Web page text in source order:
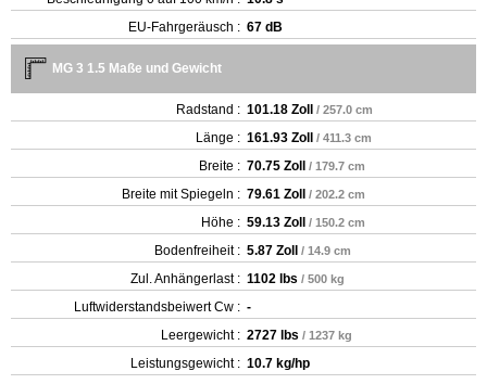
EU-Fahrgeräusch : 67 dB
MG 3 1.5 Maße und Gewicht
Radstand : 101.18 Zoll / 257.0 cm
Länge : 161.93 Zoll / 411.3 cm
Breite : 70.75 Zoll / 179.7 cm
Breite mit Spiegeln : 79.61 Zoll / 202.2 cm
Höhe : 59.13 Zoll / 150.2 cm
Bodenfreiheit : 5.87 Zoll / 14.9 cm
Zul. Anhängerlast : 1102 lbs / 500 kg
Luftwiderstandsbeiwert Cw : -
Leergewicht‎ : 2727 lbs / 1237 kg
Leistungsgewicht : 10.7 kg/hp